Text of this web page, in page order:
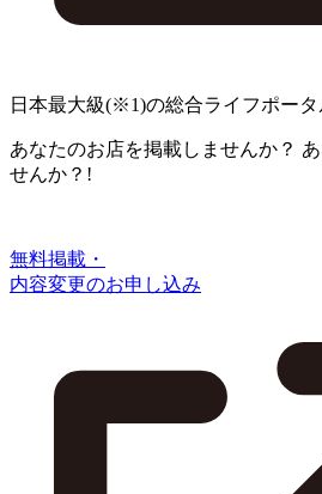
日本最大級(※1)の総合ライフポータ
あなたのお店を掲載しませんか？
せんか？!
無料掲載・
内容変更のお申し込み